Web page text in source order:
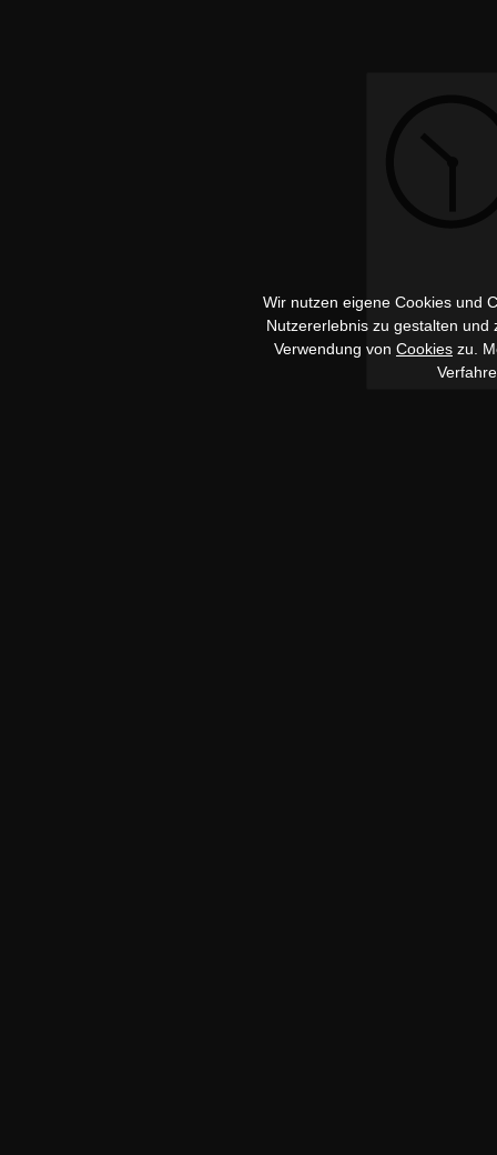
Wir nutzen eigene Cookies und
Nutzererlebnis zu gestalten
Verwendung von Cookies zu.